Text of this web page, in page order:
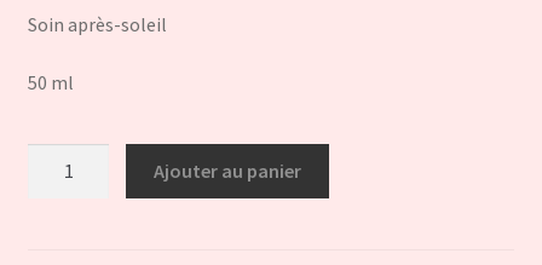
Soin après-soleil
50 ml
Ajouter au panier